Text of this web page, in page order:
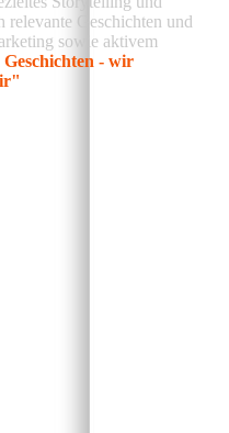
relevante Geschichten und
sowie aktivem
- wir